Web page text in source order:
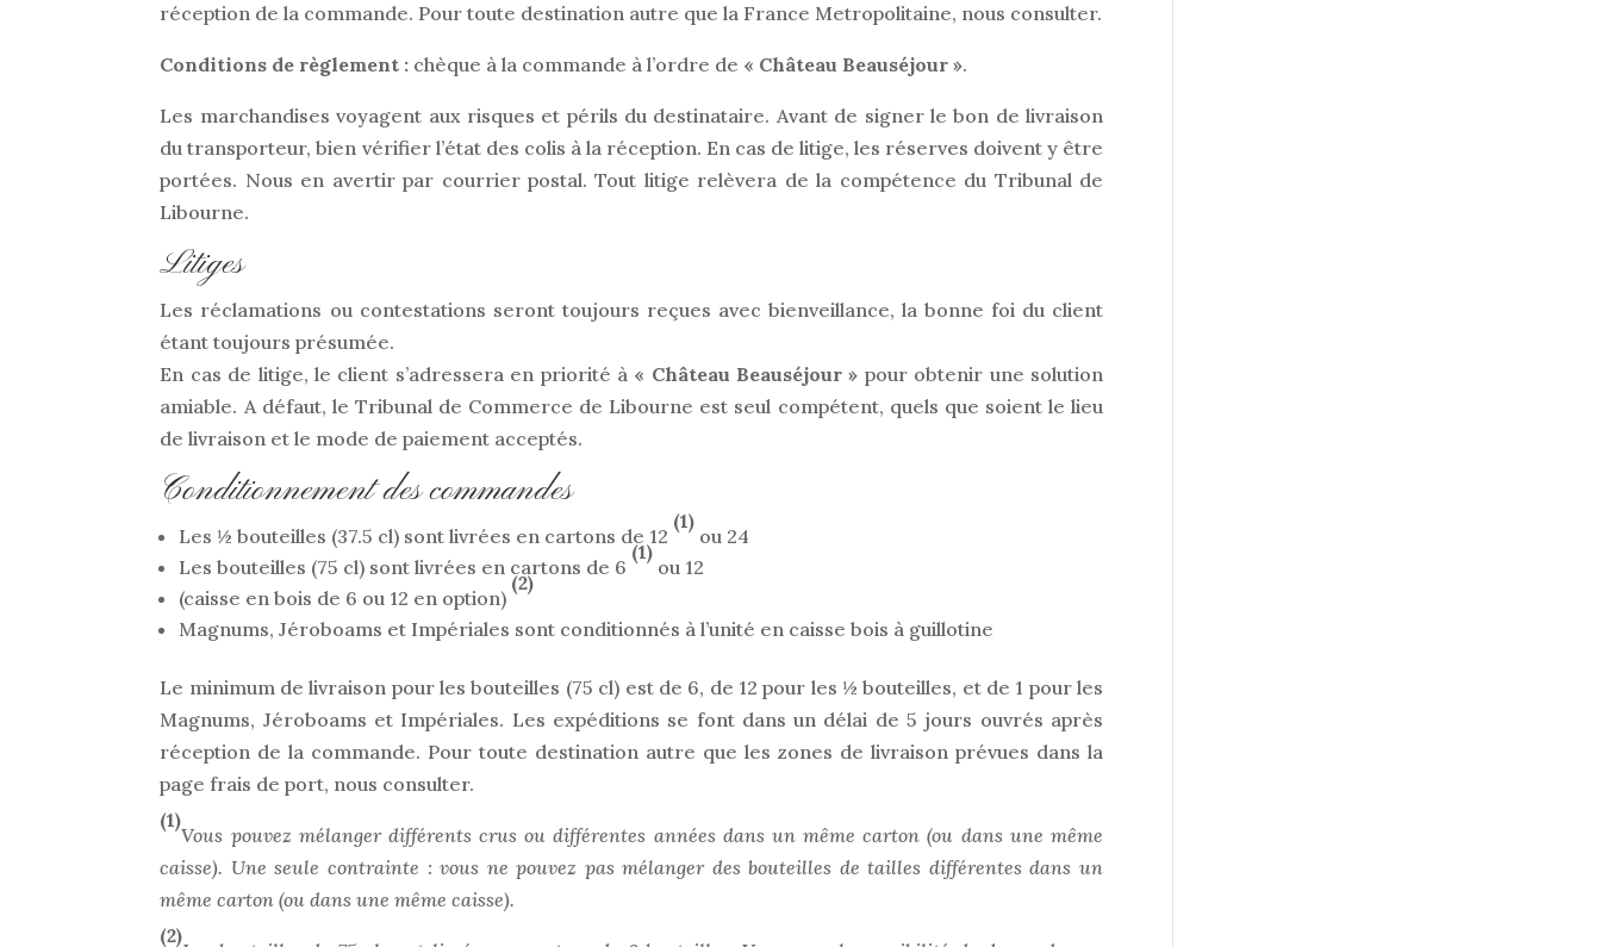
réception de la commande. Pour toute destination autre que la France Metropolitaine, nous consulter.
Conditions de règlement : chèque à la commande à l’ordre de « Château Beauséjour ».
Les marchandises voyagent aux risques et périls du destinataire. Avant de signer le bon de livraison
du transporteur, bien vérifier l’état des colis à la réception. En cas de litige, les réserves doivent y être
portées. Nous en avertir par courrier postal. Tout litige relèvera de la compétence du Tribunal de
Libourne.
Litiges
Les réclamations ou contestations seront toujours reçues avec bienveillance, la bonne foi du client
étant toujours présumée.
En cas de litige, le client s’adressera en priorité à « Château Beauséjour » pour obtenir une solution
amiable. A défaut, le Tribunal de Commerce de Libourne est seul compétent, quels que soient le lieu
de livraison et le mode de paiement acceptés.
Conditionnement des commandes
Les ½ bouteilles (37.5 cl) sont livrées en cartons de 12
(1)
ou 24
Les bouteilles (75 cl) sont livrées en cartons de 6
(1)
ou 12
(caisse en bois de 6 ou 12 en option)
(2)
Magnums, Jéroboams et Impériales sont conditionnés à l’unité en caisse bois à guillotine
Le minimum de livraison pour les bouteilles (75 cl) est de 6, de 12 pour les ½ bouteilles, et de 1 pour les
Magnums, Jéroboams et Impériales. Les expéditions se font dans un délai de 5 jours ouvrés après
réception de la commande. Pour toute destination autre que les zones de livraison prévues dans la
page frais de port, nous consulter.
(1)
Vous pouvez mélanger différents crus ou différentes années dans un même carton (ou dans une même
caisse). Une seule contrainte : vous ne pouvez pas mélanger des bouteilles de tailles différentes dans un
même carton (ou dans une même caisse).
(2)